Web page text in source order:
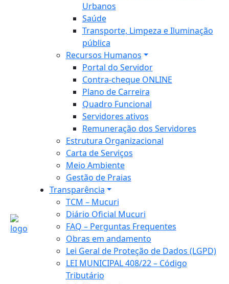
Urbanos
Saúde
Transporte, Limpeza e Iluminação
pública
Recursos Humanos
Portal do Servidor
Contra-cheque ONLINE
Plano de Carreira
Quadro Funcional
Servidores ativos
Remuneração dos Servidores
Estrutura Organizacional
Carta de Serviços
Meio Ambiente
Gestão de Praias
Transparência
TCM – Mucuri
Diário Oficial Mucuri
FAQ – Perguntas Frequentes
Obras em andamento
Lei Geral de Proteção de Dados (LGPD)
LEI MUNICIPAL 408/22 – Código
Tributário